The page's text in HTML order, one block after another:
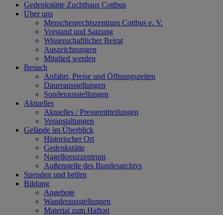
Gedenkstätte Zuchthaus Cottbus
Über uns
Menschenrechtszentrum Cottbus e. V.
Vorstand und Satzung
Wissenschaftlicher Beirat
Auszeichnungen
Mitglied werden
Besuch
Anfahrt, Preise und Öffnungszeiten
Dauerausstellungen
Sonderausstellungen
Aktuelles
Aktuelles / Pressemitteilungen
Veranstaltungen
Gelände im Überblick
Historischer Ort
Gedenkstätte
Nagelkreuzzentrum
Außenstelle des Bundesarchivs
Spenden und helfen
Bildung
Angebote
Wanderausstellungen
Material zum Haftort